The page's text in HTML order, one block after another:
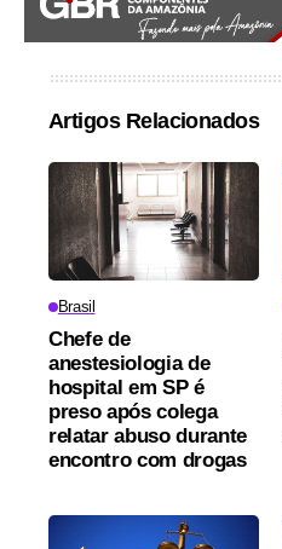
Artigos Relacionados
Brasil
Chefe de
anestesiologia de
hospital em SP é
preso após colega
relatar abuso durante
encontro com drogas